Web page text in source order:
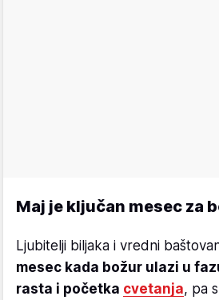
Maj je ključan mesec za
Ljubitelji biljaka i vredni
mesec kada božur ulazi u
rasta i početka cvetanja, pa